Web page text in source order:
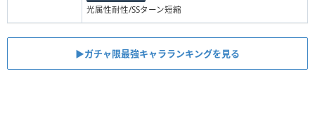
光属性耐性/SSターン短縮
▶︎ガチャ限最強キャラランキングを見る